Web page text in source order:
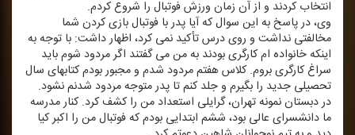
انتخاب كردند و از آن زمان ورزش فوتبال را شروع كردم.
وی، در پاسخ به این سوال كه آیا پدر با فوتبال بازی كردن شما
مخالفتی نداشت و روی درس تأكید نمی كرد، اظهار داشت: با توجه به
اینكه خانواده ام كارگری بودند به من می گفتند اگر مردود شوم باید
سراغ كارگری بروم. كلاس هفتم مردود شدم و مجبور بودم كتابهای سال
تحصیلی جدید را بگیرم و جلد كنم تا پدر متوجه مردود شدنم نشود.
در دبستان نمونه تهران، گرایلی استعداد من را كشف كرد. كنار مدرسه
ما دانشسرای عالی بود، ششم ابتدایی بودم كه فوتبال من را اكبر كیا